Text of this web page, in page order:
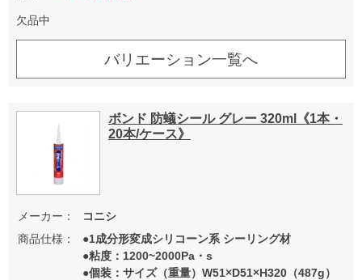
欠品中
バリエーション一覧へ
ボンド 防蟻シール グレー 320ml《1本・
20本/ケース》
メーカー：
コニシ
商品仕様：
●1成分形変成シリコーン系 シーリング材
●粘度：1200~2000Pa・s
●個装：サイズ（重量）W51×D51×H320（487g）